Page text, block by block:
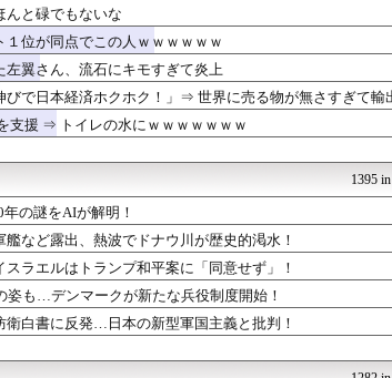
ぎるｗｗｗｗｗｗ
でもない二枚舌だ！！」
│米国株ETF
ん。東京から大阪まで家族4人だ...
由』、ガチでヤバイ・・・・・・
市区町村ランキングｷﾀ━━!
おーるじゃ
うやく反撃のターンやね」と手際...
U-1 NEWS.
の人ｗｗｗｗｗｗ
害」監理団体などに314万円...
常識的に考
巡り調査
│米国株ETF
部を黙らせる
ネトウヨに
た熊本訪問の感動ムービーを投稿
国難にあっ
クが新たな兵役制度開始！
軍事・ミリ
ィリピン船を追跡中、公表まで...
報道機関による公開ではなく、公...
おーるじゃ
んと碌でもないな
位が同点でこの人ｗｗｗｗｗｗ
左翼さん、流石にキモすぎて炎上
びで日本経済ホクホク！」⇒ 世界に売る物が無さすぎて輸
支援 ⇒ トイレの水にｗｗｗｗｗｗｗ
1395
の謎をAIが解明！
など露出、熱波でドナウ川が歴史的渇水！
ラエルはトランプ和平案に「同意せず」！
姿も…デンマークが新たな兵役制度開始！
衛白書に反発…日本の新型軍国主義と批判！